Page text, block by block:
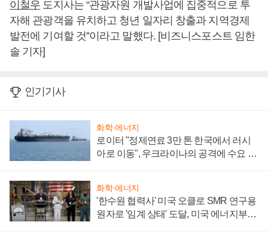
이철우 도지사는 “관광자원 개발사업에 집중적으로 투
자해 관광객을 유치하고 청년 일자리 창출과 지역경제
발전에 기여할 것”이라고 말했다. [비즈니스포스트 임한
솔 기자]
인기기사
화학·에너지
로이터 "정제연료 3만 톤 한국에서 러시
아로 이동", 우크라이나의 공격에 수요 늘
화학·에너지
'한수원 협력사' 미국 오클로 SMR 연구용
원자로 '임계 상태' 도달, 미국 에너지부